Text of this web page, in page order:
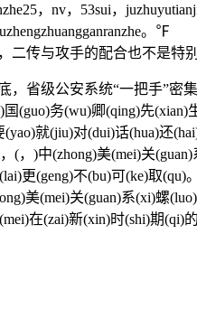
，nv，53sui，
。
二传与攻手的配合也不是特
省级公安系统“一把手”密
(guo)务(wu)卿(qing)先(xian)
就(jiu)对(dui)话(hua)还
(，)中(zhong)美(mei)关
更(geng)不(bu)可(ke)取
美(mei)关(guan)系(xi)螺
在(zai)新(xin)时(shi)期(qi)